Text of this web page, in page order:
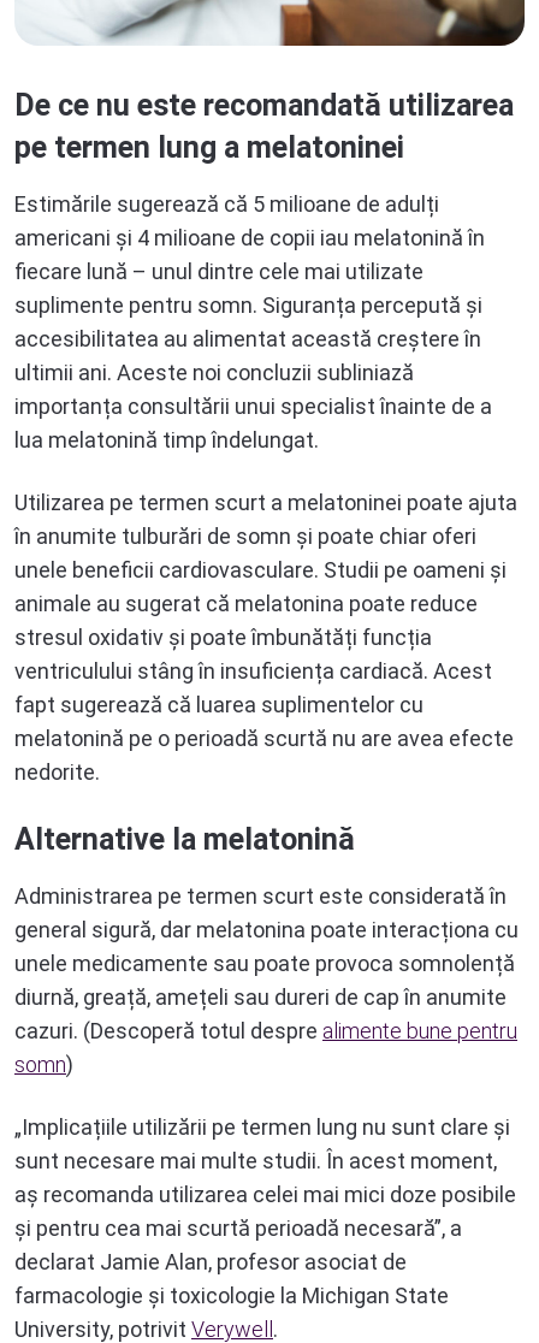
De ce nu este recomandată utilizarea
pe termen lung a melatoninei
Estimările sugerează că 5 milioane de adulți
americani și 4 milioane de copii iau melatonină în
fiecare lună – unul dintre cele mai utilizate
suplimente pentru somn. Siguranța percepută și
accesibilitatea au alimentat această creștere în
ultimii ani. Aceste noi concluzii subliniază
importanța consultării unui specialist înainte de a
lua melatonină timp îndelungat.
Utilizarea pe termen scurt a melatoninei poate ajuta
în anumite tulburări de somn și poate chiar oferi
unele beneficii cardiovasculare. Studii pe oameni și
animale au sugerat că melatonina poate reduce
stresul oxidativ și poate îmbunătăți funcția
ventriculului stâng în insuficiența cardiacă. Acest
fapt sugerează că luarea suplimentelor cu
melatonină pe o perioadă scurtă nu are avea efecte
nedorite.
Alternative la melatonină
Administrarea pe termen scurt este considerată în
general sigură, dar melatonina poate interacționa cu
unele medicamente sau poate provoca somnolență
diurnă, greață, amețeli sau dureri de cap în anumite
cazuri. (Descoperă totul despre alimente bune pentru
somn)
„Implicațiile utilizării pe termen lung nu sunt clare și
sunt necesare mai multe studii. În acest moment,
aș recomanda utilizarea celei mai mici doze posibile
și pentru cea mai scurtă perioadă necesară”, a
declarat Jamie Alan, profesor asociat de
farmacologie și toxicologie la Michigan State
University, potrivit Verywell .